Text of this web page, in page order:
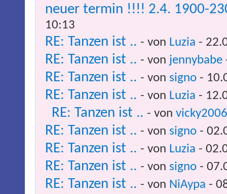
neuer termin !!!! 2.4. 1900-
10:13
RE: Tanzen ist .. - von Luzia -
RE: Tanzen ist .. - von jennybabe
RE: Tanzen ist .. - von signo -
RE: Tanzen ist .. - von Luzia -
RE: Tanzen ist .. - von vicky2006
RE: Tanzen ist .. - von signo -
RE: Tanzen ist .. - von Luzia -
RE: Tanzen ist .. - von signo -
RE: Tanzen ist .. - von NiAypa -